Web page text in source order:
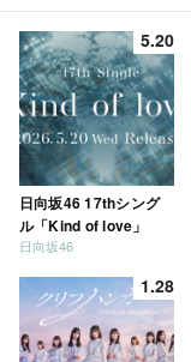
5.20
日向坂46 17thシング
ル「Kind of love」
日向坂46
1.28